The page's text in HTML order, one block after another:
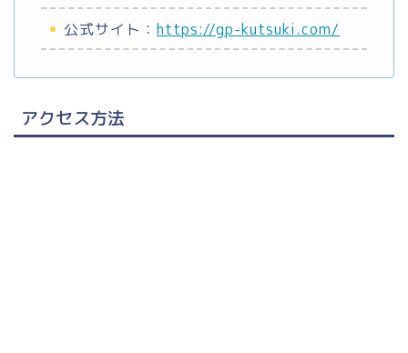
公式サイト： https://gp-kutsuki.com/
アクセス方法